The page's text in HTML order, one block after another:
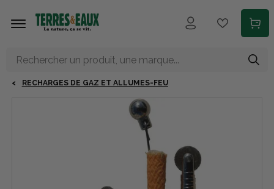
RECHARGES DE GAZ ET ALLUMES-FEU